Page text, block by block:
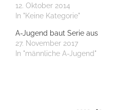
12. Oktober 2014
In "Keine Kategorie"
A-Jugend baut Serie aus
27. November 2017
In "männliche A-Jugend"